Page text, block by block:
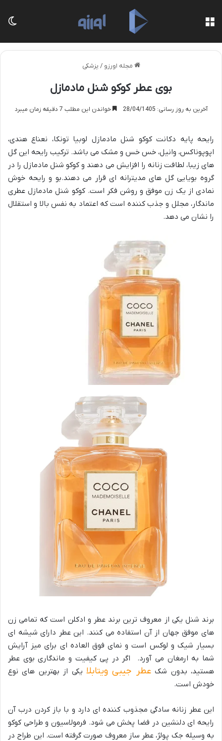
مجله اورزو / پزشکی
بوی عطر کوکو شنل مادمازل
آخرین به روز رسانی: 28/04/1405 خواندن این مطلب 7 دقیقه زمان میبرد
رایحه پایه دکانت کوکو شنل مادمازل لوبیا تونکا، نعناع هندی،
اپوپوناکس، وانیل، خس خس و مشک می باشد. ترکیب رایحه این گل
های زیبا، لطافت زنانه را افزایش می دهند و کوکو شنل مادمازل را در
گروه بویایی گل های مدیترانه ای قرار می دهند.بو و رایحه خوش
نمادی از یک زن موفق و روشن فکر است. کوکو شنل مادمازل عطری
ماندگار، مجلل و جذب کننده است که اعتماد به نفس بالا و استقلال
را نشان می دهد.
برند شنل یکی از معروف ترین برند عطر و ادکلن است که تمامی زن
های موفق جهان از آن استفاده می کنند. این عطر دارای شیشه ای
بسیار شیک و لوکس است و نمای فوق العاده ای برای میز آرایش
شما به ارمغان می آورد. اگر در پی کیفیت و ماندگاری بوی عطر
هستید، بدون شکعطر جیبی ویتابلا یکی از بهترین های نوع
خودش است.
این عطر زنانه سادگی مجذوب کننده ای دارد و با باز کردن درب آن
رایحه ای دلنشین در فضا پخش می شود. فرمولاسیون و طراحی کوکو
به وسیله جک پولژ، عطر ساز معروف صورت گرفته است. این طراح در